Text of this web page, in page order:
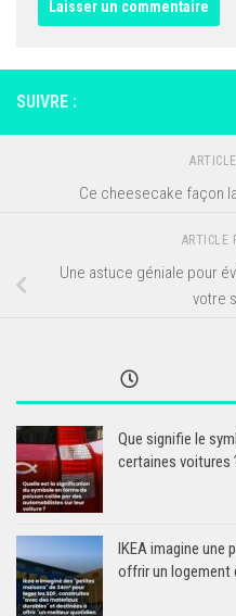
SUIVRE :
Ce cheesecake façon
ARTICLE
Une astuce géniale pour
votre
Que signifie le
certaines voitures
IKEA imagine une
offrir un logement